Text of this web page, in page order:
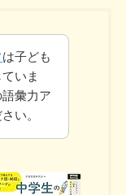
は子ども
いま
彙力ア
い。